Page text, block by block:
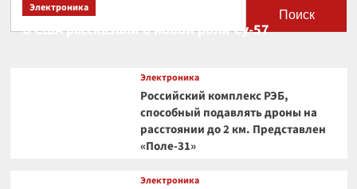
Поиск
Электроника
В США рассказали о новой роли Су-57
Электроника
Российский комплекс РЭБ,
способный подавлять дроны на
расстоянии до 2 км. Представлен
«Поле-31»
Электроника